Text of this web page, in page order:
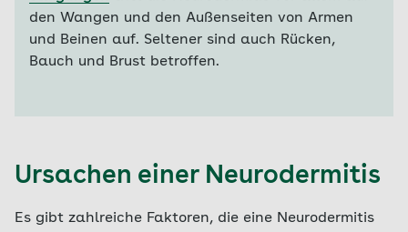
den Wangen und den Außenseiten von Armen
und Beinen auf. Seltener sind auch Rücken,
Bauch und Brust betroffen.
Ursachen einer Neurodermitis
Es gibt zahlreiche Faktoren, die eine Neurodermitis